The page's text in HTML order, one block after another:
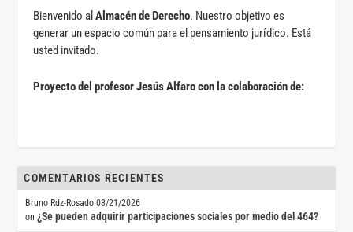
Bienvenido alAlmacén de Derecho. Nuestro objetivo es
generar un espacio común para el pensamiento jurídico. Está
usted invitado.
Proyecto del profesor Jesús Alfaro con la colaboración de:
COMENTARIOS RECIENTES
Bruno Rdz-Rosado 03/21/2026
on¿Se pueden adquirir participaciones sociales por medio del 464?